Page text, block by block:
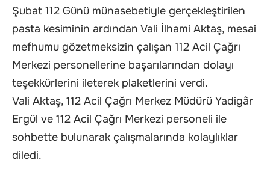
Şubat 112 Günü münasebetiyle gerçekleştirilen
pasta kesiminin ardından Vali İlhami Aktaş, mesai
mefhumu gözetmeksizin çalışan 112 Acil Çağrı
Merkezi personellerine başarılarından dolayı
teşekkürlerini ileterek plaketlerini verdi.
Vali Aktaş, 112 Acil Çağrı Merkez Müdürü Yadigâr
Ergül ve 112 Acil Çağrı Merkezi personeli ile
sohbette bulunarak çalışmalarında kolaylıklar
diledi.